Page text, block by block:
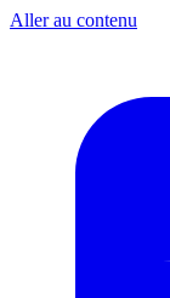
Aller au contenu